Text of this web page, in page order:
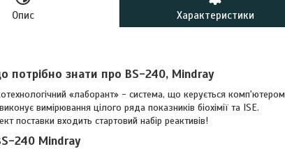
Опис Характеристики
потрібно знати про BS-240, Mindray
«лаборант» - система, що керується комп'ютером
вимірювання цілого ряда показників біохімії та ISE.
поставки входить стартовий набір реактивів!
240 Mindray